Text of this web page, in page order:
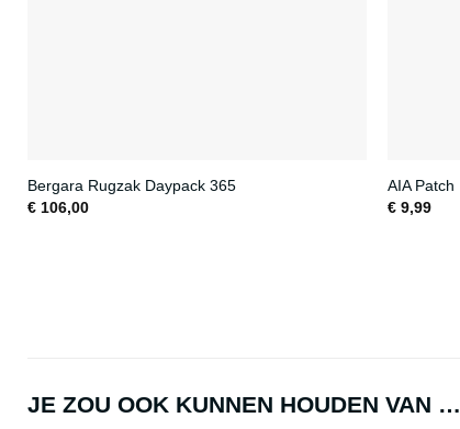
Bergara Rugzak Daypack 365
€106,00
AIA Patch
€ 9,99
JE ZOU OOK KUNNEN HOUDEN VAN …